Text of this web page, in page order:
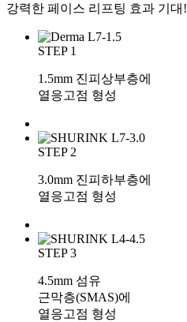
강력한 페이스 리프팅 효과 기대!
STEP 1
1.5mm 진피상부층에
열응고점 형성
STEP 2
3.0mm 진피하부층에
열응고점 형성
STEP 3
4.5mm 섬유
근막층(SMAS)에
열응고점 형성